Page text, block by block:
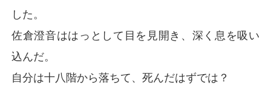
した。
佐倉澄音ははっとして目を見開き、深く息を吸い
込んだ。
自分は十八階から落ちて、死んだはずでは？